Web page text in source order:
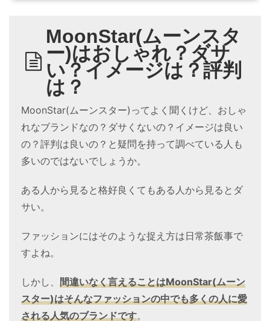
MoonStar(ムーンスタ
ー)はおしゃれ？ダサ
い？イメージは？評判
は？
MoonStar(ムーンスター)ってよく聞くけど、おしゃ
れなブランドなの？ダサくないの？イメージは良い
の？評判は良いの？と疑問を持って調べている人も
多いのではないでしょうか。
ある人から見ると格好良くてもある人から見るとダ
サい。
ファッションにはそのような捉え方は日常茶飯事で
すよね。
しかし、 間違いなく言えることはMoonStar(ムーン
スター)はそんなファッションの中でも多くの人に愛
される人気のブランドです。